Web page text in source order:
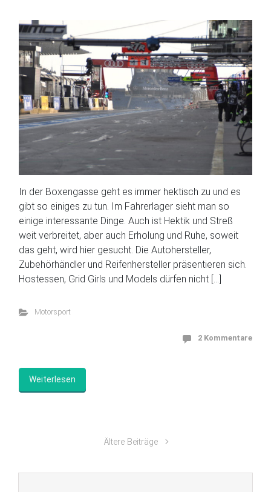
In der Boxengasse geht es immer hektisch zu und es
gibt so einiges zu tun. Im Fahrerlager sieht man so
einige interessante Dinge. Auch ist Hektik und Streß
weit verbreitet, aber auch Erholung und Ruhe, soweit
das geht, wird hier gesucht. Die Autohersteller,
Zubehörhändler und Reifenhersteller präsentieren sich.
Hostessen, Grid Girls und Models dürfen nicht […]
Motorsport
2 Kommentare
Weiterlesen
Ältere Beiträge